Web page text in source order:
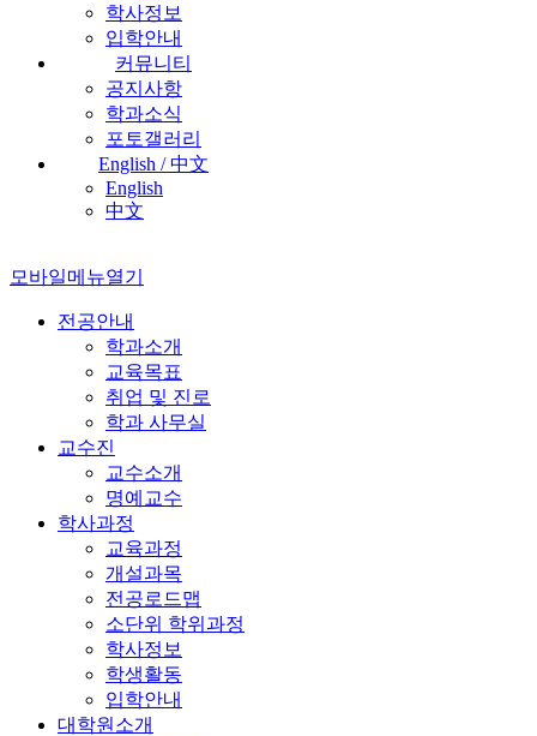
학사정보
입학안내
커뮤니티
공지사항
학과소식
포토갤러리
English / 中文
English
中文
모바일메뉴열기
전공안내
학과소개
교육목표
취업 및 진로
학과 사무실
교수진
교수소개
명예교수
학사과정
교육과정
개설과목
전공로드맵
소단위 학위과정
학사정보
학생활동
입학안내
대학원소개